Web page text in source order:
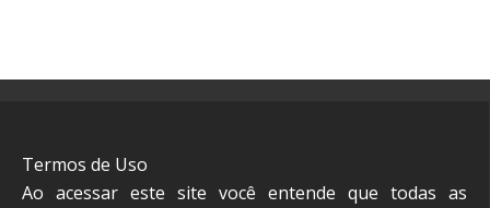
Termos de Uso
Ao acessar este site você entende que todas as